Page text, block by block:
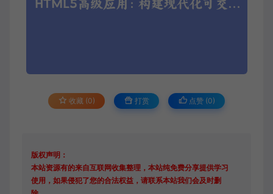
收藏 (0) 打赏 点赞 (0)
版权声明：
本站资源有的来自互联网收集整理，本站纯免费分享提供学习
使用，如果侵犯了您的合法权益，请联系本站我们会及时删